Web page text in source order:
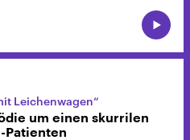
Leichenwagen“
um einen skurrilen
Patienten